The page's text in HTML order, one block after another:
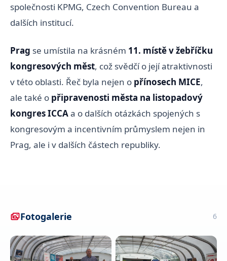
společnosti KPMG, Czech Convention Bureau a
dalších institucí.
Prag se umístila na krásném 11. místě v žebříčku
kongresových měst, což svědčí o její atraktivnosti
v této oblasti. Řeč byla nejen o přínosech MICE,
ale také o připravenosti města na listopadový
kongres ICCAa o dalších otázkách spojených s
kongresovým a incentivním průmyslem nejen in
Prag, ale i v dalších částech republiky.
Fotogalerie 6